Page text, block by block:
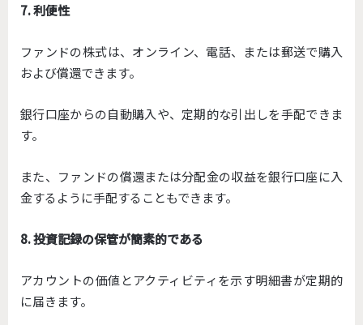
7. 利便性
ファンドの株式は、オンライン、電話、または郵送で購入
および償還できます。
銀行口座からの自動購入や、定期的な引出しを手配できま
す。
また、ファンドの償還または分配金の収益を銀行口座に入
金するように手配することもできます。
8. 投資記録の保管が簡素的である
アカウントの価値とアクティビティを示す明細書が定期的
に届きます。